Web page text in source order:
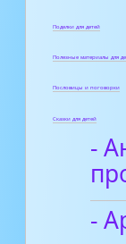
Поделки для детей
Полезные материалы для
Пословицы и поговорки
Сказки для детей
-
-